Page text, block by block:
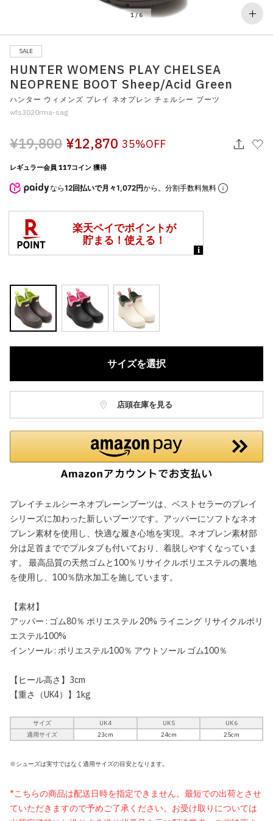
すべてのウェア
1/6
SALE
HUNTER WOMENS PLAY CHELSEA
NEOPRENE BOOT Sheep/Acid Green
ハンター ウィメンズ プレイ ネオプレン チェルシー ブーツ
wfs3020rma-sag
¥19,800 ¥12,870 35%OFF
レギュラー会員 117コイン 獲得
なら12回払いで月々1,072円から。分割手数料無料
サイズを選択
店頭在庫を見る
プレイチェルシーネオプレーンブーツは、ベストセラーのプレイ
シリーズに加わった新しいブーツです。アッパーにソフトなネオ
プレン素材を使用し、快適な履き心地を実現。ネオプレン素材部
分は足首まででプルタブも付いており、着脱しやすくなっていま
す。 最高品質の天然ゴムと100％リサイクルポリエステルの裏地
を使用し、100％防水加工を施しています。
【素材】
アッパー : ゴム80％ ポリエステル 20% ライニング リサイクルポリ
エステル100%
インソール : ポリエステル100％ アウトソール ゴム100％
【ヒール高さ】3cm
【重さ（UK4）】1kg
サイズ UK4 UK5
UK6
適用サイズ
23cm 24cm 25cm
※シューズは実寸ではなく適用サイズの目安となります。
*こちらの商品は配送日時を指定できません。最短での出荷とさせ
ていただきますので予めご了承ください。お受け取りについては